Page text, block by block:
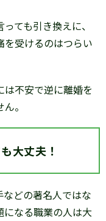
ても引き換えに、
を受けるのはつらい
不安で逆に離婚を
。
大丈夫！
どの著名人ではな
になる職業の人は大